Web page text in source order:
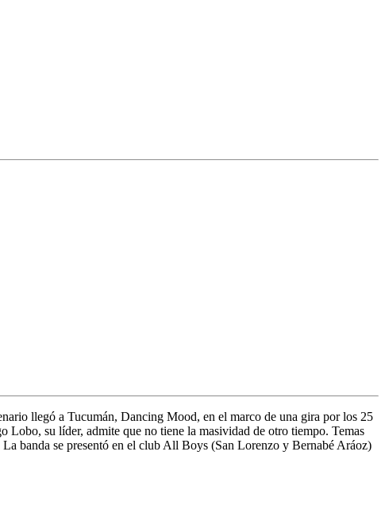
llegó a Tucumán, Dancing Mood, en el marco de una gira por los 25
Lobo, su líder, admite que no tiene la masividad de otro tiempo. Temas
banda se presentó en el club All Boys (San Lorenzo y Bernabé Aráoz)